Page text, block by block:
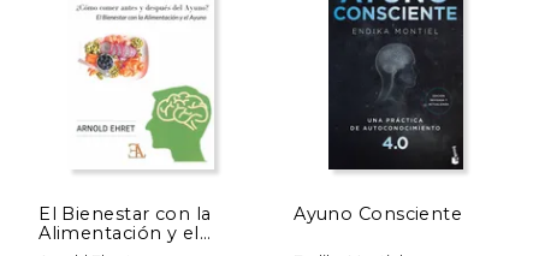
dcto. $ 18.76 dcto.
El Bienestar con la
Alimentación y el
Ayuno Consciente